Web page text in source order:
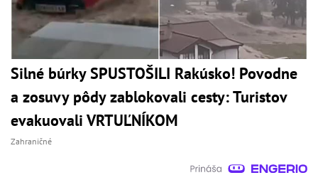
Silné búrky SPUSTOŠILI Rakúsko! Povodne
a zosuvy pôdy zablokovali cesty: Turistov
evakuovali VRTUĽNÍKOM
Zahraničné